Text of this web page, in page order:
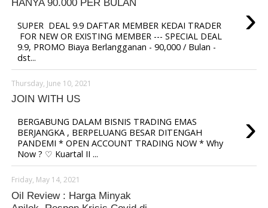
HANYA 90.000 PER BULAN
›
SUPER DEAL 9.9 DAFTAR MEMBER KEDAI TRADER
FOR NEW OR EXISTING MEMBER --- SPECIAL DEAL
9.9, PROMO Biaya Berlangganan - 90,000 / Bulan -
dst...
Thursday, June 10, 2021
JOIN WITH US
›
BERGABUNG DALAM BISNIS TRADING EMAS
BERJANGKA , BERPELUANG BESAR DITENGAH
PANDEMI * OPEN ACCOUNT TRADING NOW * Why
Now ? ♡ Kuartal II ...
Friday, May 14, 2021
Oil Review : Harga Minyak